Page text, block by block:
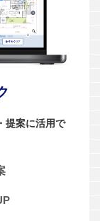
提案に活用で